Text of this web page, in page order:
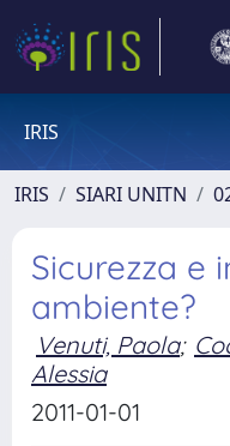
IRIS
IRIS SIARI UNITN
Sicurezza e
ambiente?
Venuti, Paola;
Alessia
2011-01-01